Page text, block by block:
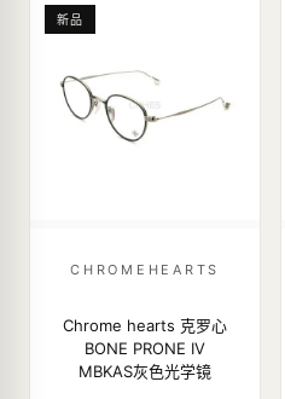
新品
CHROMEHEARTS
Chrome hearts 克罗心
BONE PRONE IV
MBKAS灰色光学镜